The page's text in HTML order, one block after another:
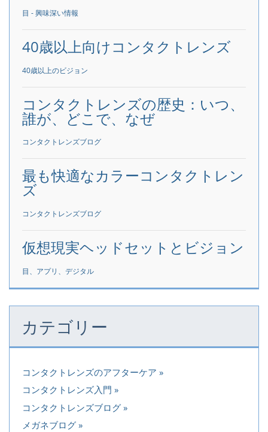
目 - 興味深い情報
40歳以上向けコンタクトレンズ
40歳以上のビジョン
コンタクトレンズの歴史：いつ、
誰が、どこで、なぜ
コンタクトレンズブログ
最も快適なカラーコンタクトレン
ズ
コンタクトレンズブログ
仮想現実ヘッドセットとビジョン
目、アプリ、デジタル
カテゴリー
コンタクトレンズのアフターケア
コンタクトレンズ入門
コンタクトレンズブログ
メガネブログ